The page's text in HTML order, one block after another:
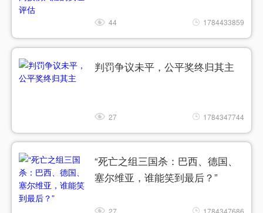
44 1784433859
判罚争议未平，公平奖终归其主
27 1784347744
“死亡之组三国杀：巴西、德国、
塞尔维亚，谁能笑到最后？”
27 1784347686